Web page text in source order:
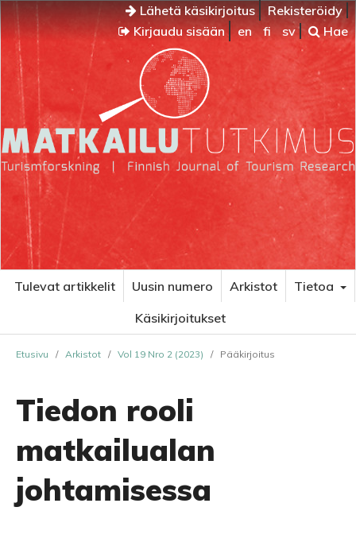
Lähetä käsikirjoitus
Rekisteröidy
Kirjaudu sisään
en fi sv Hae
Tulevat artikkelit Uusin numero Arkistot
Tietoa
Käsikirjoitukset
Etusivu / Arkistot / Vol 19 Nro 2 (2023) / Pääkirjoitus
Tiedon rooli
matkailualan
johtamisessa